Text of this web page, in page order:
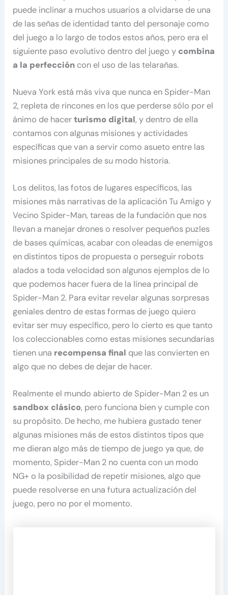
puede inclinar a muchos usuarios a olvidarse de una
de las señas de identidad tanto del personaje como
del juego a lo largo de todos estos años, pero era el
siguiente paso evolutivo dentro del juego y combina
a la perfección con el uso de las telarañas.
Nueva York está más viva que nunca en Spider-Man
2, repleta de rincones en los que perderse sólo por el
ánimo de hacerturismo digital, y dentro de ella
contamos con algunas misiones y actividades
específicas que van a servir como asueto entre las
misiones principales de su modo historia.
Los delitos, las fotos de lugares específicos, las
misiones más narrativas de la aplicación Tu Amigo y
Vecino Spider-Man, tareas de la fundación que nos
llevan a manejar drones o resolver pequeños puzles
de bases químicas, acabar con oleadas de enemigos
en distintos tipos de propuesta o perseguir robots
alados a toda velocidad son algunos ejemplos de lo
que podemos hacer fuera de la línea principal de
Spider-Man 2. Para evitar revelar algunas sorpresas
geniales dentro de estas formas de juego quiero
evitar ser muy específico, pero lo cierto es que tanto
los coleccionables como estas misiones secundarias
tienen una recompensa final que las convierten en
algo que no debes de dejar de hacer.
Realmente el mundo abierto de Spider-Man 2 es un
sandbox clásico, pero funciona bien y cumple con
su propósito. De hecho, me hubiera gustado tener
algunas misiones más de estos distintos tipos que
me dieran algo más de tiempo de juego ya que, de
momento, Spider-Man 2 no cuenta con un modo
NG+ o la posibilidad de repetir misiones, algo que
puede resolverse en una futura actualización del
juego, pero no por el momento.